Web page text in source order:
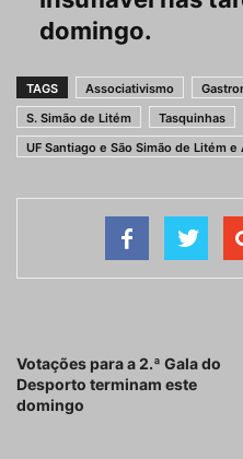
domingo.
TAGS Associativismo
S. Simão de Litém
Tasquinhas
UF Santiago e São Simão de Litém
Votações para a 2.ª Gala do
Desporto terminam este
domingo